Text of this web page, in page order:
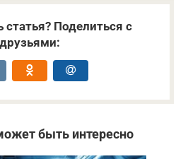
статья? Поделиться с
друзьями:
быть интересно